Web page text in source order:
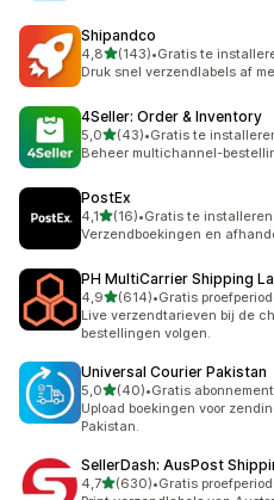
Shipandco
4,8van 5 sterren
(143)
143 recensies in totaal
•Gratis te
Druk snel verzendlabels af
4Seller: Order & Inventory
5,0van 5 sterren
(43)
43 recensies in totaal
•Gratis te
Beheer multichannel-
PostEx
4,1van 5 sterren
(16)
16 recensies in totaal
•Gratis te installeren
Verzendboekingen en
PH MultiCarrier Shipping
4,9van 5 sterren
(614)
614 recensies in totaal
•Gratis
Live verzendtarieven bij de
bestellingen volgen.
Universal Courier Pakistan
5,0van 5 sterren
(40)
40 recensies in totaal
•Gratis
Upload boekingen voor
Pakistan.
SellerDash: AusPost
4,7van 5 sterren
(630)
630 recensies in totaal
•Gratis